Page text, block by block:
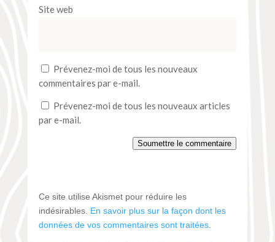
Site web
Prévenez-moi de tous les nouveaux
commentaires par e-mail.
Prévenez-moi de tous les nouveaux articles
par e-mail.
Soumettre le commentaire
Ce site utilise Akismet pour réduire les
indésirables. En savoir plus sur la façon dont les
données de vos commentaires sont traitées.